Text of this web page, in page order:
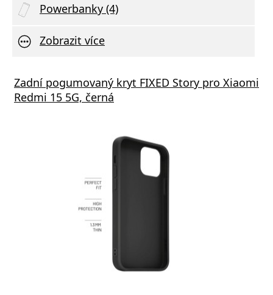
Powerbanky (4)
Zobrazit více
Zadní pogumovaný kryt FIXED Story pro Xiaomi
Redmi 15 5G, černá